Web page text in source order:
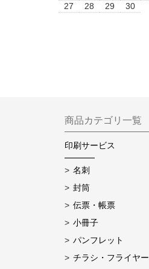
27
28 29 30
商品カテゴリ一覧
印刷サービス
名刺
封筒
伝票・帳票
小冊子
パンフレット
チラシ・フライヤー